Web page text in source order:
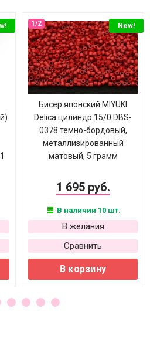
New!
Бисер японский MIYUKI
Delica цилиндр 15/0 DBS-
0378 темно-бордовый,
металлизированный
матовый, 5 грамм
1 695 руб.
В наличии 10 шт.
В желания
Сравнить
В корзину